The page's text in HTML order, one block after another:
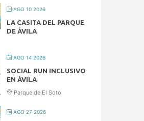
AGO 10 2026
LA CASITA DEL PARQUE
DE ÁVILA
AGO 14 2026
SOCIAL RUN INCLUSIVO
EN ÁVILA
Parque de El Soto
AGO 27 2026